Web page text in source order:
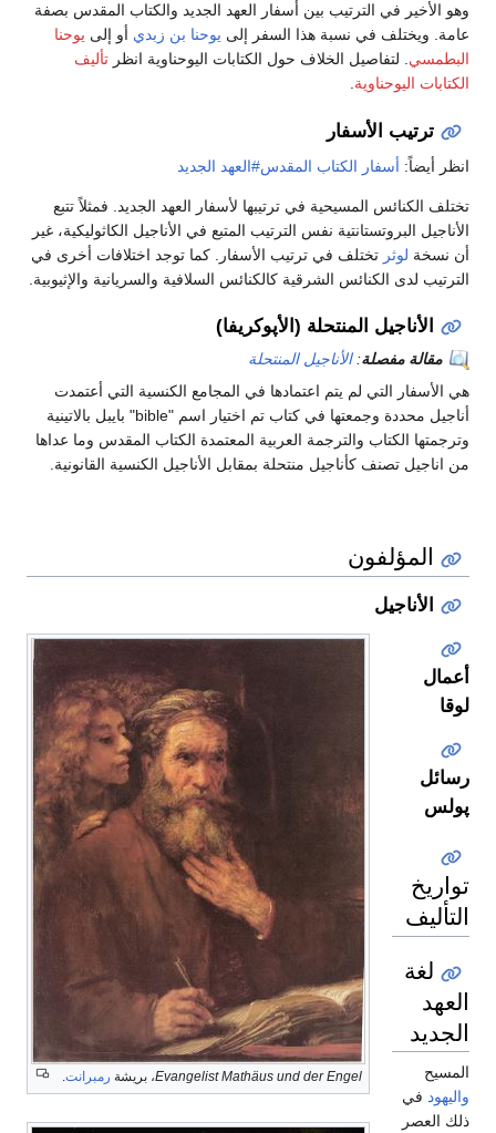
وهو الأخير في الترتيب بين أسفار العهد الجديد والكتاب المقدس بصفة
عامة. ويختلف في نسبة هذا السفر إلى يوحنا بن زبدي أو إلى يوحنا
البطمسي . لتفاصيل الخلاف حول الكتابات اليوحناوية انظر تأليف
الكتابات اليوحناوية
ترتيب الأسفار
انظر أيضاً: أسفار الكتاب المقدس#العهد الجديد
تختلف الكنائس المسيحية في ترتيبها لأسفار العهد الجديد. فمثلاً تتبع
الأناجيل البروتستانتية نفس الترتيب المتبع في الأناجيل الكاثوليكية، غير
أن نسخة لوثر تختلف في ترتيب الأسفار. كما توجد اختلافات أخرى في
الترتيب لدى الكنائس الشرقية كالكنائس السلافية والسريانية والإثيوبية.
الأناجيل المنتحلة (الأپوكريفا)
مقالة مفصلة:الأناجيل المنتحلة
هي الأسفار التي لم يتم اعتمادها في المجامع الكنسية التي أعتمدت
أناجيل محددة وجمعتها في كتاب تم اختيار اسم "bible" بايبل بالاتينية
وترجمتها الكتاب والترجمة العربية المعتمدة الكتاب المقدس وما عداها
من اناجيل تصنف كأناجيل منتحلة بمقابل الأناجيل الكنسية القانونية.
المؤلفون
الأناجيل
Evangelist Mathäus und der Engel، بريشة رمبرانت
أعمال
لوقا
رسائل
پولس
تواريخ
التأليف
لغة
العهد
الجديد
المسيح
واليهود في
ذلك العصر